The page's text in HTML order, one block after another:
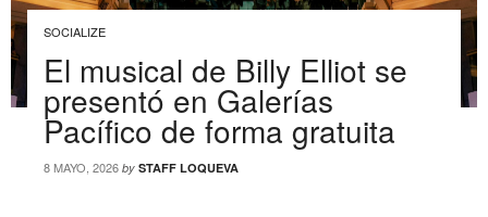
SOCIALIZE
El musical de Billy Elliot se
presentó en Galerías
Pacífico de forma gratuita
8 MAYO, 2026 by STAFF LOQUEVA